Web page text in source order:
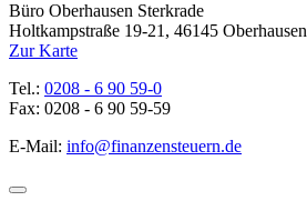
Büro Oberhausen Sterkrade
Holtkampstraße 19-21, 46145 Oberhausen
Zur Karte
Tel.: 0208 - 6 90 59-0
Fax: 0208 - 6 90 59-59
E-Mail: info@finanzensteuern.de